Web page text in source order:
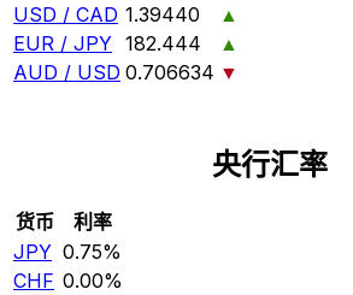
USD / CAD 1.39440
▲
EUR / JPY 182.444
▲
AUD / USD 0.706634 ▼
央行汇率
货币
利率
JPY 0.75%
CHF 0.00%